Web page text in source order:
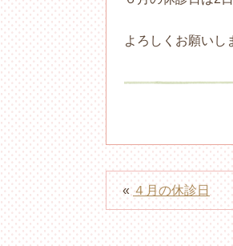
よろしくお願いし
« ４月の休診日